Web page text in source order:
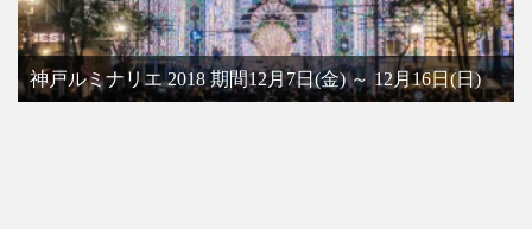
神戸ルミナリエ 2018 期間12月7日(金) ～ 12月16日(日)